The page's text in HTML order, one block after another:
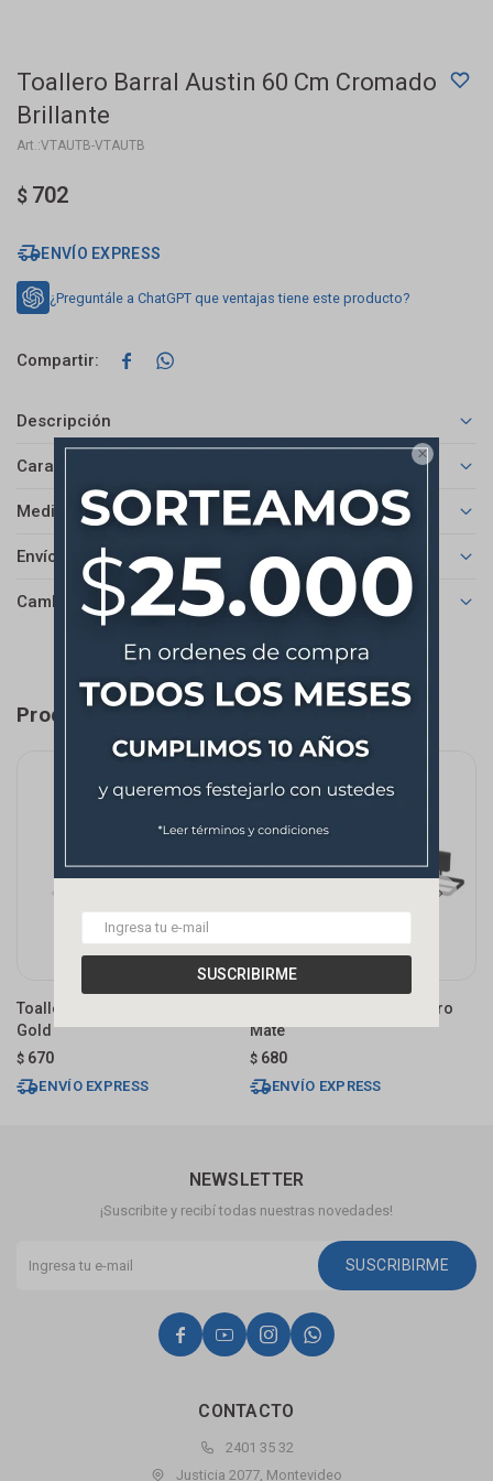

SUSCRIBIRME
Toallero Barral Austin 60 Cm Cromado
Brillante
VTAUTB-VTAUTB
$ 702
ENVÍO EXPRESS
¿Preguntále a ChatGPT que ventajas tiene este producto?
 
Descripción
Características
Medios de pago
Envíos
Cambios y Devoluciones
Productos que te pueden interesar
Toallero 30 Cm Amurar Red
Gold
$ 670
ENVÍO EXPRESS
Toallero Doble 45 Cm Negro
Mate
$ 680
ENVÍO EXPRESS
CONTACTO
2401 35 32
Justicia 2077, Montevideo
NEWSLETTER
¡Suscribite y recibí todas nuestras novedades!
SUSCRIBIRME
   